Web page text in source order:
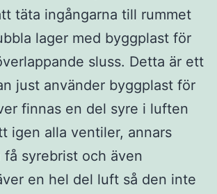
täta ingångarna till rummet
lager med byggplast för
sluss. Detta är ett
just använder byggplast för
finnas en del syre i luften
igen alla ventiler, annars
få syrebrist och även
en hel del luft så den inte